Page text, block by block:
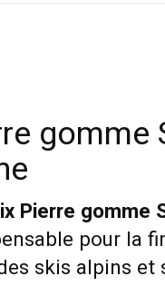
gomme
Pierre gomme
pour la
skis alpins et